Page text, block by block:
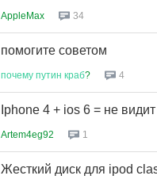
AppleMax 34
помогите советом
почему путин краб? 4
Iphone 4 + ios 6 = не
Artem4eg92 1
Жесткий диск для ipod